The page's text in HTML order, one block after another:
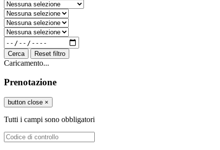
Cerca Reset filtro
Caricamento...
Prenotazione
button close ×
Tutti i campi sono obbligatori